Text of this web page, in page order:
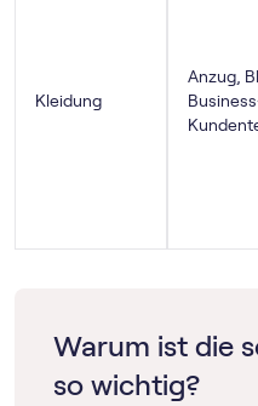
Kleidung
Anzug,
Warum ist die
so wichtig?